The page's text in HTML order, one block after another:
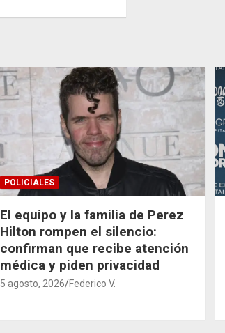
POLICIALES
El equipo y la familia de Perez
Hilton rompen el silencio:
confirman que recibe atención
médica y piden privacidad
5 agosto, 2026 Federico V.